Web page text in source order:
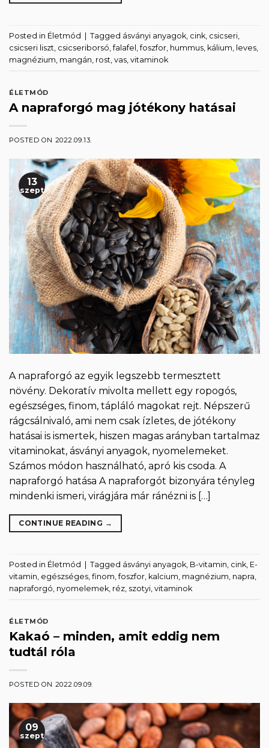
Posted in Életmód Tagged ásványi anyagok cink csicseri
csicseri liszt csicseriborsó ,falafel ,foszfor hummus kálium leves
magnézium mangán rost vas vitaminok
ÉLETMÓD
A napraforgó mag jótékony hatásai
POSTED ON 2022.09.13.
13
szept
A napraforgó az egyik legszebb termesztett
növény. Dekoratív mivolta mellett egy ropogós,
egészséges, finom, tápláló magokat rejt. Népszerű
rágcsálnivaló, ami nem csak ízletes, de jótékony
hatásai is ismertek, hiszen magas arányban tartalmaz
vitaminokat, ásványi anyagok, nyomelemeket.
Számos módon használható, apró kis csoda. A
napraforgó hatása A napraforgót bizonyára tényleg
mindenki ismeri, virágjára már ránézni is […]
CONTINUE READING →
Posted in Életmód Tagged ásványi anyagok B-vitamin cink E-
vitamin egészséges finom ,foszfor kalcium magnézium napra
napraforgó nyomelemek réz szotyi vitaminok
ÉLETMÓD
Kakaó – minden, amit eddig nem
tudtál róla
POSTED ON 2022.09.09.
09
szept